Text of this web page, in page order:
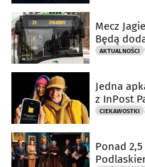
Mecz
Będą
AKTUALNOŚCI
Jedna
z InPost
CIEKAWOSTKI
Ponad